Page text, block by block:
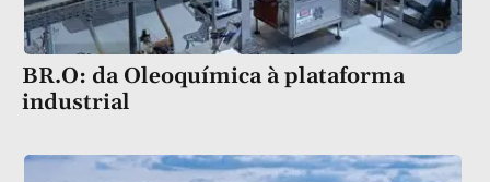
BR.O: da Oleoquímica à plataforma
industrial